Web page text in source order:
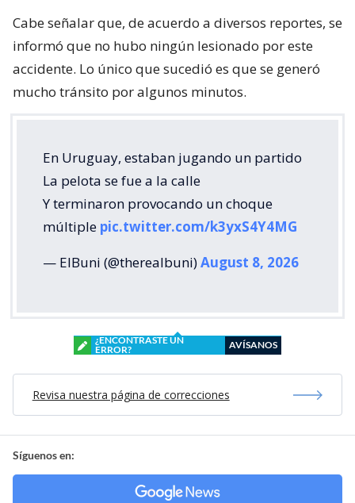
Cabe señalar que, de acuerdo a diversos reportes, se
informó que no hubo ningún lesionado por este
accidente. Lo único que sucedió es que se generó
mucho tránsito por algunos minutos.
En Uruguay, estaban jugando un partido
La pelota se fue a la calle
Y terminaron provocando un choque
múltiple pic.twitter.com/k3yxS4Y4MG
— ElBuni (@therealbuni)August 8, 2026
¿ENCONTRASTE UN
ERROR?
AVÍSANOS
Revisa nuestra página de correcciones
Síguenos en: